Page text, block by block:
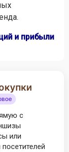
и прибыли
с
или